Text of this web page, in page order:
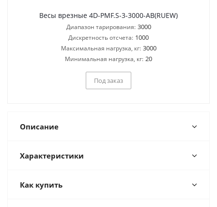
Весы врезные 4D-PMF.S-3-3000-AB(RUEW)
Диапазон тарирования: 3000
Дискретность отсчета: 1000
Максимальная нагрузка, кг: 3000
Минимальная нагрузка, кг: 20
Под заказ
Описание
Характеристики
Как купить